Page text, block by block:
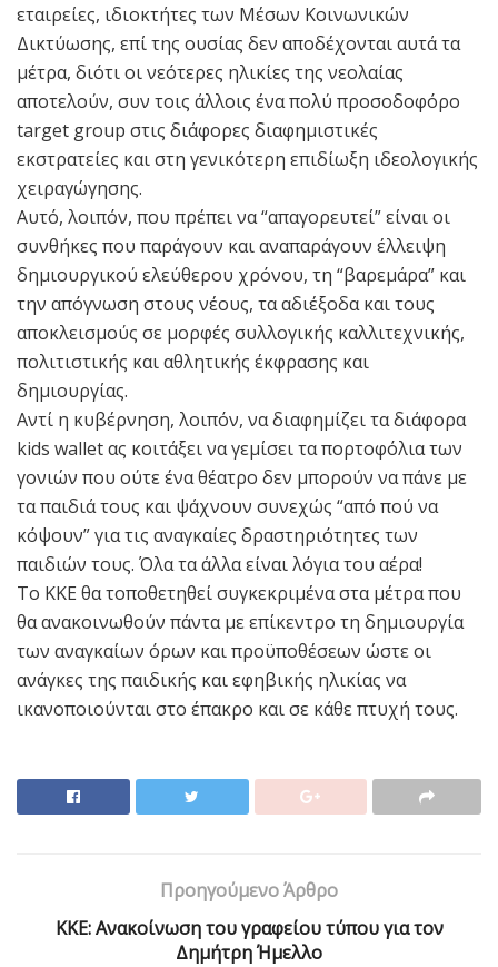
εταιρείες, ιδιοκτήτες των Μέσων Κοινωνικών
Δικτύωσης, επί της ουσίας δεν αποδέχονται αυτά τα
μέτρα, διότι οι νεότερες ηλικίες της νεολαίας
αποτελούν, συν τοις άλλοις ένα πολύ προσοδοφόρο
target group στις διάφορες διαφημιστικές
εκστρατείες και στη γενικότερη επιδίωξη ιδεολογικής
χειραγώγησης.
Αυτό, λοιπόν, που πρέπει να “απαγορευτεί” είναι οι
συνθήκες που παράγουν και αναπαράγουν έλλειψη
δημιουργικού ελεύθερου χρόνου, τη “βαρεμάρα” και
την απόγνωση στους νέους, τα αδιέξοδα και τους
αποκλεισμούς σε μορφές συλλογικής καλλιτεχνικής,
πολιτιστικής και αθλητικής έκφρασης και
δημιουργίας.
Αντί η κυβέρνηση, λοιπόν, να διαφημίζει τα διάφορα
kids wallet ας κοιτάξει να γεμίσει τα πορτοφόλια των
γονιών που ούτε ένα θέατρο δεν μπορούν να πάνε με
τα παιδιά τους και ψάχνουν συνεχώς “από πού να
κόψουν” για τις αναγκαίες δραστηριότητες των
παιδιών τους. Όλα τα άλλα είναι λόγια του αέρα!
Το ΚΚΕ θα τοποθετηθεί συγκεκριμένα στα μέτρα που
θα ανακοινωθούν πάντα με επίκεντρο τη δημιουργία
των αναγκαίων όρων και προϋποθέσεων ώστε οι
ανάγκες της παιδικής και εφηβικής ηλικίας να
ικανοποιούνται στο έπακρο και σε κάθε πτυχή τους.
Προηγούμενο Άρθρο
ΚΚΕ: Ανακοίνωση του γραφείου τύπου για τον
Δημήτρη Ήμελλο